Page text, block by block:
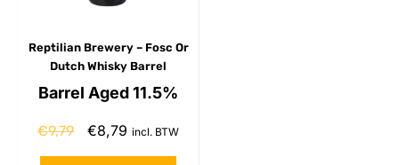
Reptilian Brewery – Fosc Or
Dutch Whisky Barrel
Barrel Aged 11.5%
€9,79 €8,79 incl. BTW